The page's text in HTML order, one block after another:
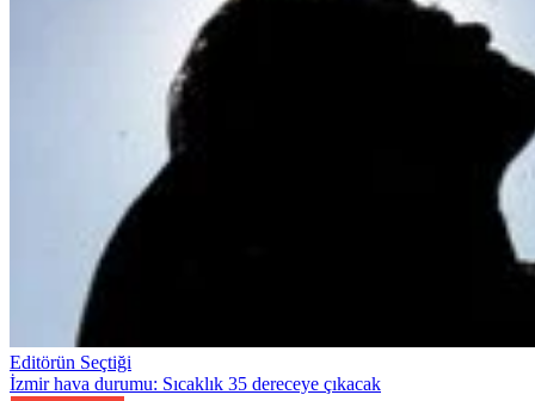
Editörün Seçtiği
İzmir hava durumu: Sıcaklık 35 dereceye çıkacak